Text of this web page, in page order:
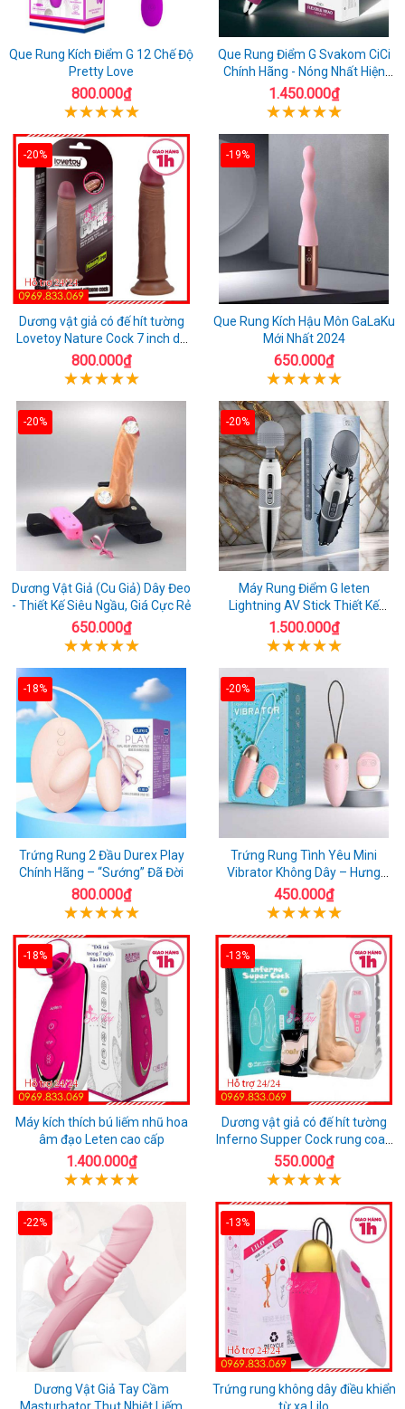
Que Rung Kích Điểm G 12 Chế Độ
Pretty Love
800.000₫
Que Rung Điểm G Svakom CiCi
Chính Hãng - Nóng Nhất Hiện
Nay
1.450.000₫
-20%
Dương vật giả có đế hít tường
Lovetoy Nature Cock 7 inch da
đen
800.000₫
-19%
Que Rung Kích Hậu Môn GaLaKu
Mới Nhất 2024
650.000₫
-20%
Dương Vật Giả (Cu Giả) Dây Đeo
- Thiết Kế Siêu Ngầu, Giá Cực Rẻ
650.000₫
-20%
Máy Rung Điểm G leten
Lightning AV Stick Thiết Kế
Thông Minh
1.500.000₫
-18%
Trứng Rung 2 Đầu Durex Play
Chính Hãng – “Sướng” Đã Đời
800.000₫
-20%
Trứng Rung Tình Yêu Mini
Vibrator Không Dây – Hưng
Phấn Mọi Nơi
450.000₫
-18%
Máy kích thích bú liếm nhũ hoa
âm đạo Leten cao cấp
1.400.000₫
-13%
Dương vật giả có đế hít tường
Inferno Supper Cock rung coay
7 chế độ
550.000₫
-22%
Dương Vật Giả Tay Cầm
Masturbator Thụt Nhiệt Liếm
-13%
Trứng rung không dây điều khiển
từ xa Lilo